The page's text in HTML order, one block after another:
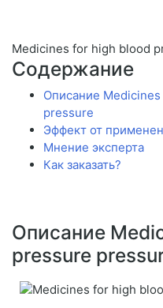
Medicines for high blood
Содержание
Описание
pressure
Эффект от
Мнение эксперта
Как заказать?
Описание
pressure